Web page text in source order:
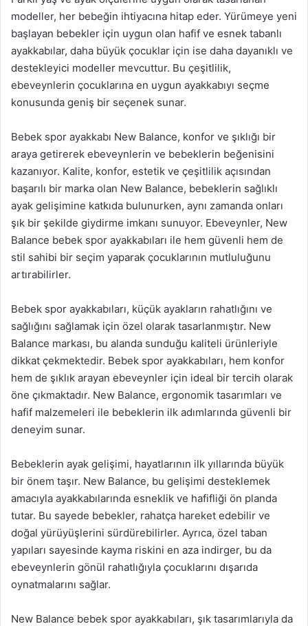
modeller, her bebeğin ihtiyacına hitap eder. Yürümeye yeni
başlayan bebekler için uygun olan hafif ve esnek tabanlı
ayakkabılar, daha büyük çocuklar için ise daha dayanıklı ve
destekleyici modeller mevcuttur. Bu çeşitlilik,
ebeveynlerin çocuklarına en uygun ayakkabıyı seçme
konusunda geniş bir seçenek sunar.
Bebek spor ayakkabı New Balance, konfor ve şıklığı bir
araya getirerek ebeveynlerin ve bebeklerin beğenisini
kazanıyor. Kalite, konfor, estetik ve çeşitlilik açısından
başarılı bir marka olan New Balance, bebeklerin sağlıklı
ayak gelişimine katkıda bulunurken, aynı zamanda onları
şık bir şekilde giydirme imkanı sunuyor. Ebeveynler, New
Balance bebek spor ayakkabıları ile hem güvenli hem de
stil sahibi bir seçim yaparak çocuklarının mutluluğunu
artırabilirler.
Bebek spor ayakkabıları, küçük ayakların rahatlığını ve
sağlığını sağlamak için özel olarak tasarlanmıştır. New
Balance markası, bu alanda sunduğu kaliteli ürünleriyle
dikkat çekmektedir. Bebek spor ayakkabıları, hem konfor
hem de şıklık arayan ebeveynler için ideal bir tercih olarak
öne çıkmaktadır. New Balance, ergonomik tasarımları ve
hafif malzemeleri ile bebeklerin ilk adımlarında güvenli bir
deneyim sunar.
Bebeklerin ayak gelişimi, hayatlarının ilk yıllarında büyük
bir önem taşır. New Balance, bu gelişimi desteklemek
amacıyla ayakkabılarında esneklik ve hafifliği ön planda
tutar. Bu sayede bebekler, rahatça hareket edebilir ve
doğal yürüyüşlerini sürdürebilirler. Ayrıca, özel taban
yapıları sayesinde kayma riskini en aza indirger, bu da
ebeveynlerin gönül rahatlığıyla çocuklarını dışarıda
oynatmalarını sağlar.
New Balance bebek spor ayakkabıları, şık tasarımlarıyla da